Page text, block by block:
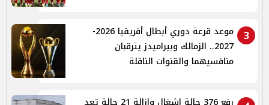
3
موعد قرعة دوري أبطال أفريقيا 2026-
2027.. الزمالك وبيراميدز يترقبان
منافسيهما والقنوات الناقلة